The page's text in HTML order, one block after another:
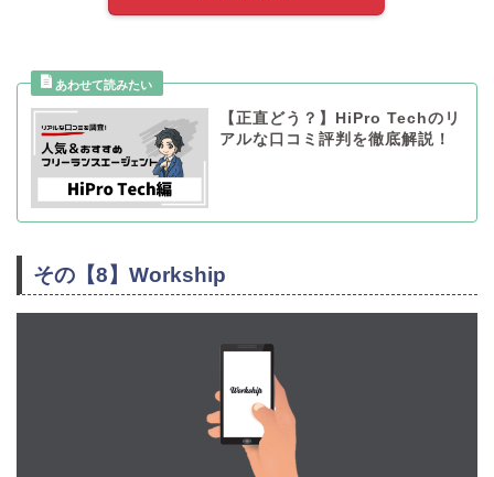
【正直どう？】HiPro Techのリ
アルな口コミ評判を徹底解説！
その【8】Workship